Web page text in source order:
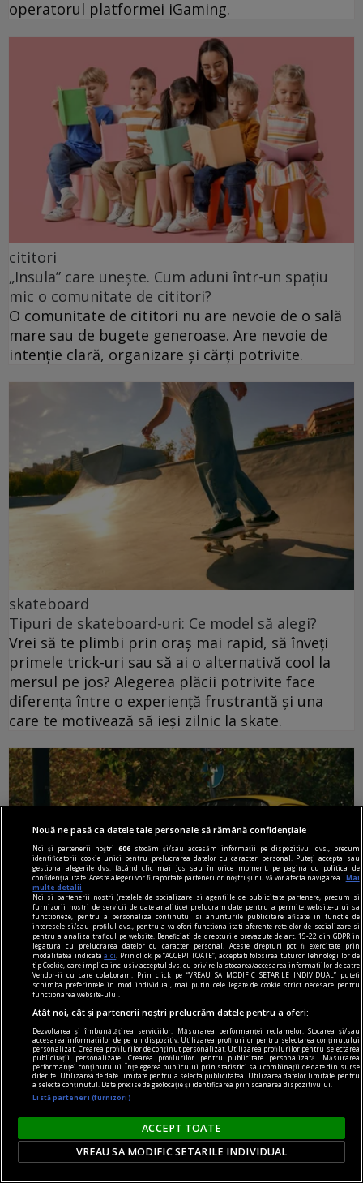
operatorul platformei iGaming.
cititori
„Insula” care unește. Cum aduni într-un spațiu
mic o comunitate de cititori?
O comunitate de cititori nu are nevoie de o sală
mare sau de bugete generoase. Are nevoie de
intenție clară, organizare și cărți potrivite.
skateboard
Tipuri de skateboard-uri: Ce model să alegi?
Vrei să te plimbi prin oraș mai rapid, să înveți
primele trick-uri sau să ai o alternativă cool la
mersul pe jos? Alegerea plăcii potrivite face
diferența între o experiență frustrantă și una
care te motivează să ieși zilnic la skate.
fraudare kilometraj
De ce fraudarea kilometrajului rămâne o
problemă majoră pe piața mașinilor second-
hand?
O mașină este un mare ajutor în repetate
rânduri. În mediul urban este o necesitate. De
asemenea, și în cazul celor care stau în mediul
rural și fac naveta este un mijloc de transport
obligatoriu. Însă, oscilațiile economiei afectează
puterea de cumpărare.
Nouă ne pasă ca datele tale personale să rămână confidențiale
Noi și partenerii noștri606 stocăm și/sau accesăm informații pe dispozitivul dvs., precum
identificatorii cookie unici pentru prelucrarea datelor cu caracter personal. Puteți accepta sau
gestiona alegerile dvs. făcând clic mai jos sau în orice moment, pe pagina cu politica de
confidențialitate. Aceste alegeri vor fi raportate partenerilor noștri și nu vă vor afecta navigarea.
Mai
multe detalii
Noi si partenerii nostri (retelele de socializare si agentiile de publicitate partenere, precum si
furnizorii nostri de servicii de date analitice) prelucram date pentru a permite website-ului sa
functioneze, pentru a personaliza continutul si anunturile publicitare afisate in functie de
interesele si/sau profilul dvs., pentru a va oferi functionalitati aferente retelelor de socializare si
pentru a analiza traficul pe website. Beneficiati de drepturile prevazute de art. 15-22 din GDPR in
legatura cu prelucrarea datelor cu caracter personal. Aceste drepturi pot fi exercitate prin
modalitatea indicataaici
. Prin click pe “ACCEPT TOATE”, acceptati folosirea tuturor Tehnologiilor de
tip Cookie, care implica inclusiv acceptul dvs. cu privire la stocarea/accesarea informatiilor de catre
Vendor-ii cu care colaboram. Prin click pe “VREAU SA MODIFIC SETARILE INDIVIDUAL” puteti
schimba preferintele in mod individual, mai putin cele legate de cookie strict necesare pentru
functionarea website-ului.
Atât noi, cât și partenerii noștri prelucrăm datele pentru a oferi:
Dezvoltarea și îmbunătățirea serviciilor. Măsurarea performanței reclamelor. Stocarea și/sau
accesarea informațiilor de pe un dispozitiv. Utilizarea profilurilor pentru selectarea conținutului
personalizat. Crearea profilurilor de conținut personalizat. Utilizarea profilurilor pentru selectarea
publicității personalizate. Crearea profilurilor pentru publicitate personalizată. Măsurarea
performanței conținutului. Înțelegerea publicului prin statistici sau combinații de date din surse
diferite. Utilizarea de date limitate pentru a selecta publicitatea. Utilizarea datelor limitate pentru
a selecta conținutul. Date precise de geolocație și identificarea prin scanarea dispozitivului.
Listă parteneri (furnizori)
ACCEPT TOATE
VREAU SA MODIFIC SETARILE INDIVIDUAL